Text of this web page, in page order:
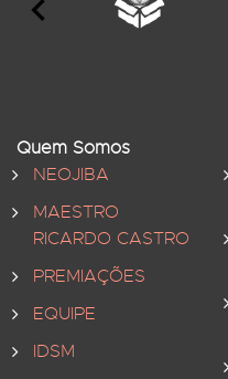
Quem Somos
NEOJIBA
MAESTRO
RICARDO CASTRO
PREMIAÇÕES
EQUIPE
IDSM